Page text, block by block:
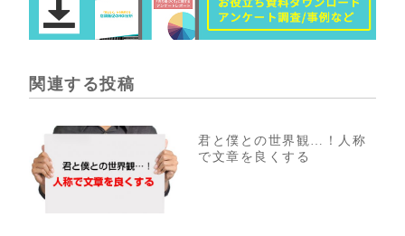
関連する投稿
君と僕との世界観…！人称
で文章を良くする